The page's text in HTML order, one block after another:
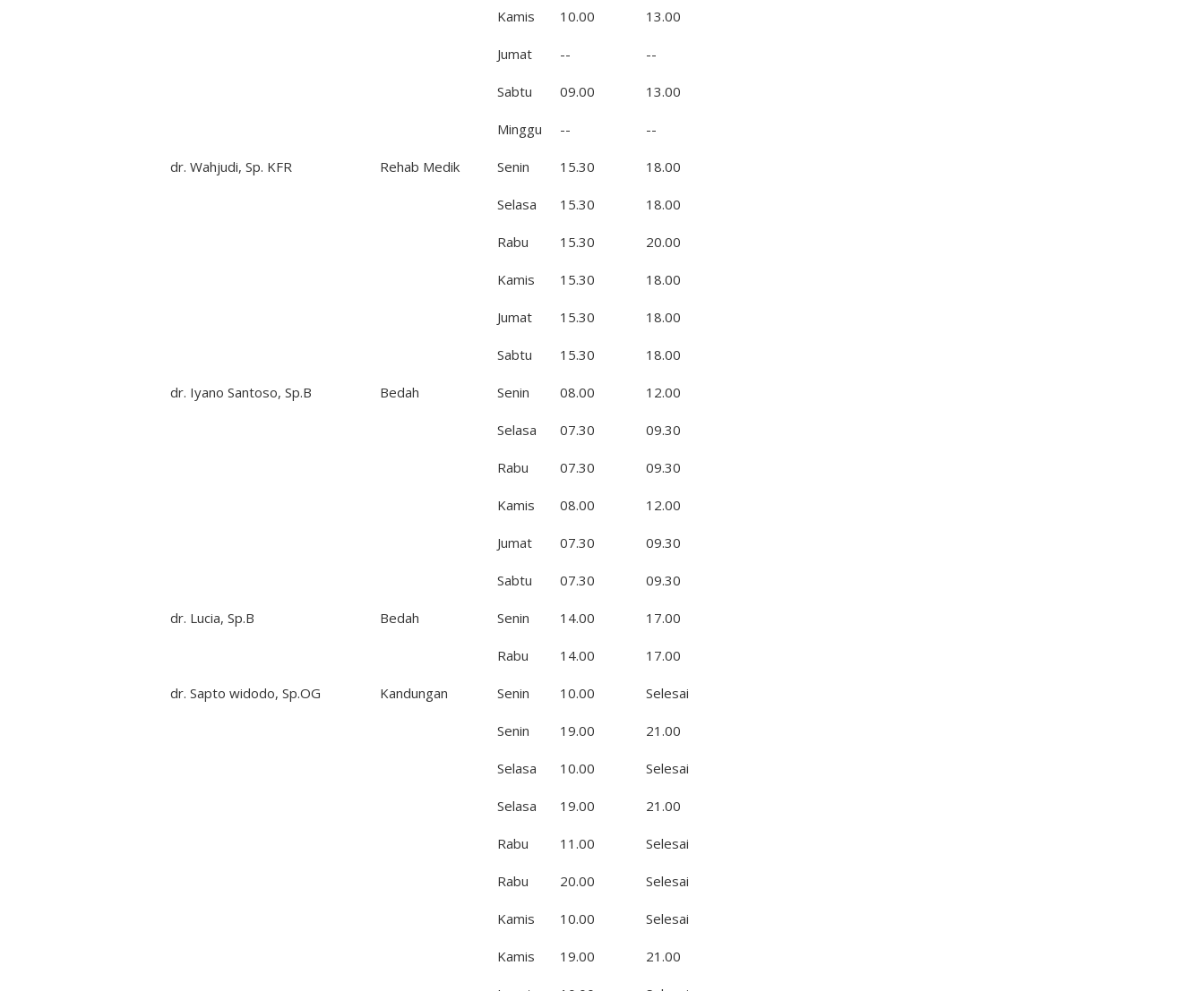
Kamis 10.00 13.00
Jumat -- --
Sabtu 09.00 13.00
Minggu -- --
dr. Wahjudi, Sp. KFR Rehab Medik Senin 15.30 18.00
Selasa 15.30 18.00
Rabu 15.30 20.00
Kamis 15.30 18.00
Jumat 15.30 18.00
Sabtu 15.30 18.00
dr. Iyano Santoso, Sp.B Bedah Senin 08.00 12.00
Selasa 07.30 09.30
Rabu 07.30 09.30
Kamis 08.00 12.00
Jumat 07.30 09.30
Sabtu 07.30 09.30
dr. Lucia, Sp.B Bedah Senin 14.00 17.00
Rabu 14.00 17.00
dr. Sapto widodo, Sp.OG Kandungan Senin 10.00 Selesai
Senin 19.00 21.00
Selasa 10.00 Selesai
Selasa 19.00 21.00
Rabu 11.00 Selesai
Rabu 20.00 Selesai
Kamis 10.00 Selesai
Kamis 19.00 21.00